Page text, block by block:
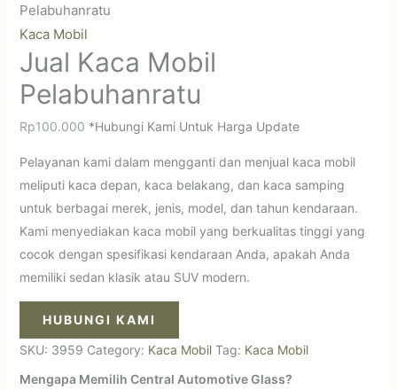
Pelabuhanratu
Kaca Mobil
Jual Kaca Mobil
Pelabuhanratu
Rp100.000 *Hubungi Kami Untuk Harga Update
Pelayanan kami dalam mengganti dan menjual kaca mobil
meliputi kaca depan, kaca belakang, dan kaca samping
untuk berbagai merek, jenis, model, dan tahun kendaraan.
Kami menyediakan kaca mobil yang berkualitas tinggi yang
cocok dengan spesifikasi kendaraan Anda, apakah Anda
memiliki sedan klasik atau SUV modern.
HUBUNGI KAMI
SKU: 3959 Category: Kaca Mobil Tag: Kaca Mobil
Mengapa Memilih Central Automotive Glass?